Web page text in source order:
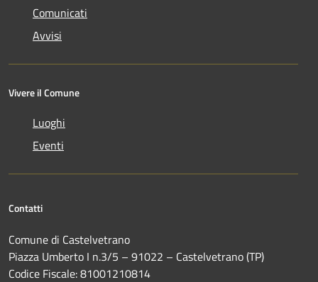
Comunicati
Avvisi
Vivere il Comune
Luoghi
Eventi
Contatti
Comune di Castelvetrano
Piazza Umberto I n.3/5 – 91022 – Castelvetrano (TP)
Codice Fiscale: 81001210814